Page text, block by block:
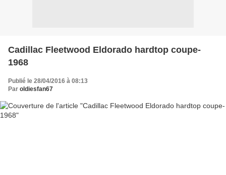
Cadillac Fleetwood Eldorado hardtop coupe-
1968
Publié le 28/04/2016 à 08:13
Par oldiesfan67